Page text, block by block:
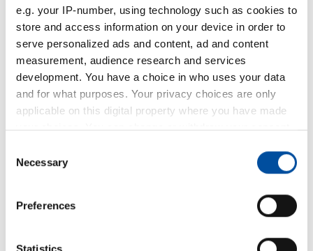
e.g. your IP-number, using technology such as cookies to
store and access information on your device in order to
serve personalized ads and content, ad and content
measurement, audience research and services
development. You have a choice in who uses your data
and for what purposes. Your privacy choices are only
applicable on this digital property where you have made
your choices. You can change or withdraw your consent
the Privacy trigger icon.
Collect information about your geographical location
Identify your device by actively scanning it for
Selection
Necessary
Preferences
Frankfurter formnext 2017
VDI Nachrichten Exklusiv - Artikel in der
Ausgabe November 2017
Konstruktionspraxis - Artikel in der
Pressemitteilung vom 06.07.2017 -
Pressemitteilung vom 28.06.2017 -